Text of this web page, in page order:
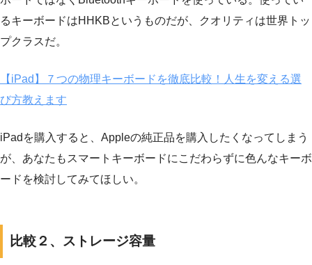
るキーボードはHHKBというものだが、クオリティは世界トッ
プクラスだ。
【iPad】７つの物理キーボードを徹底比較！人生を変える選
び方教えます
iPadを購入すると、Appleの純正品を購入したくなってしまう
が、あなたもスマートキーボードにこだわらずに色んなキーボ
ードを検討してみてほしい。
比較２、ストレージ容量